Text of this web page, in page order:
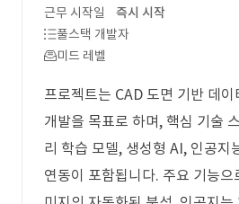
근무 시작일
즉시 시작
풀스택 개발자
미드 레벨
프로젝트는 CAD 도면 기반 데
개발을 목표로 하며, 핵심 기술
리 학습 모델, 생성형 AI, 인공지
연동이 포함됩니다. 주요 기능으